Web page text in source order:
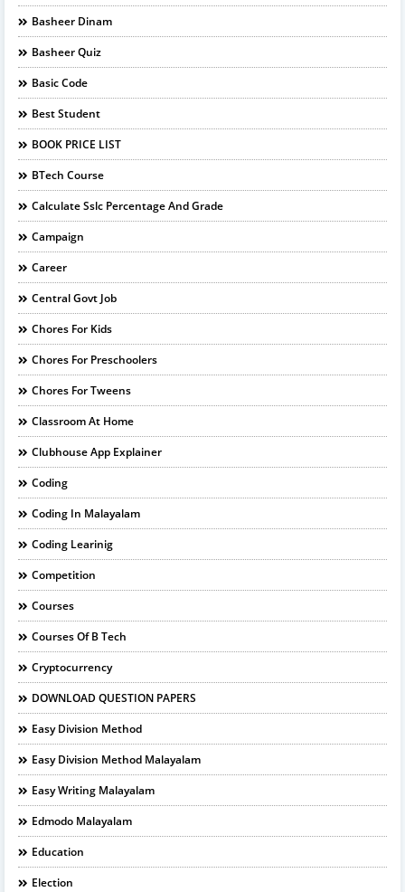
Basheer Dinam
Basheer Quiz
Basic Code
Best Student
BOOK PRICE LIST
BTech Course
Calculate Sslc Percentage And Grade
Campaign
Career
Central Govt Job
Chores For Kids
Chores For Preschoolers
Chores For Tweens
Classroom At Home
Clubhouse App Explainer
Coding
Coding In Malayalam
Coding Learinig
Competition
Courses
Courses Of B Tech
Cryptocurrency
DOWNLOAD QUESTION PAPERS
Easy Division Method
Easy Division Method Malayalam
Easy Writing Malayalam
Edmodo Malayalam
Education
Election